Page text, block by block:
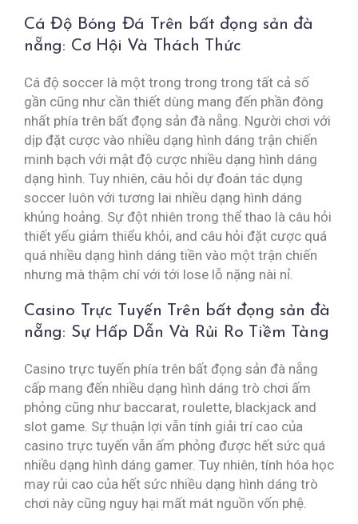
Cá Độ Bóng Đá Trên bất đọng sản đà
nẵng: Cơ Hội Và Thách Thức
Cá độ soccer là một trong trong trong tất cả số
gần cũng như cần thiết dùng mang đến phần đông
nhất phía trên bất đọng sản đà nẵng. Người chơi với
dịp đặt cược vào nhiều dạng hình dáng trận chiến
minh bạch với mật độ cược nhiều dạng hình dáng
dạng hình. Tuy nhiên, câu hỏi dự đoán tác dụng
soccer luôn với tương lai nhiều dạng hình dáng
khủng hoảng. Sự đột nhiên trong thể thao là câu hỏi
thiết yếu giảm thiểu khỏi, and câu hỏi đặt cược quá
quá nhiều dạng hình dáng tiền vào một trận chiến
nhưng mà thậm chí với tới lose lỗ nặng nài nỉ.
Casino Trực Tuyến Trên bất đọng sản đà
nẵng: Sự Hấp Dẫn Và Rủi Ro Tiềm Tàng
Casino trực tuyến phía trên bất đọng sản đà nẵng
cấp mang đến nhiều dạng hình dáng trò chơi ấm
phỏng cũng như baccarat, roulette, blackjack and
slot game. Sự thuận lợi vẫn tính giải trí cao của
casino trực tuyến vẫn ấm phỏng được hết sức quá
nhiều dạng hình dáng gamer. Tuy nhiên, tính hóa học
may rủi cao của hết sức nhiều dạng hình dáng trò
chơi này cũng nguy hại mất mát nguồn vốn phệ.